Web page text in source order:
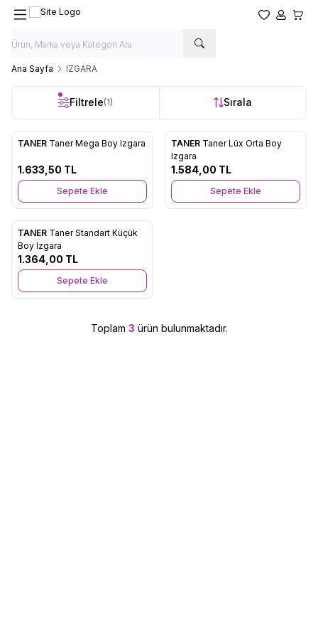
Favorilerim
Hesabım
Ana Sayfa IZGARA
Filtrele(1) Sırala
TANER Taner Mega Boy Izgara
1.633,50 TL
Sepete Ekle
Favorilere Ekle
TANER Taner Lüx Orta Boy
Izgara
1.584,00 TL
Sepete Ekle
Favorilere Ekle
TANER Taner Standart Küçük
Boy Izgara
1.364,00 TL
Sepete Ekle
Toplam 3 ürün bulunmaktadır.